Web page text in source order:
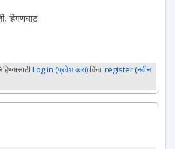
हिंगणघाट
Log in (प्रवेश करा)किंवाregister (नवीन